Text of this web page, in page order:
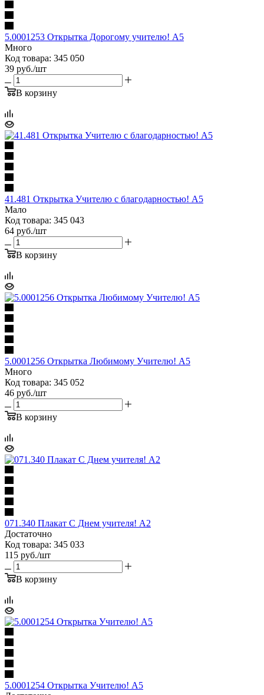
5.0001253 Открытка Дорогому учителю! А5
Много
Код товара: 345 050
39 руб./шт
В корзину
41.481 Открытка Учителю с благодарностью! А5
Мало
Код товара: 345 043
64 руб./шт
В корзину
5.0001256 Открытка Любимому Учителю! А5
Много
Код товара: 345 052
46 руб./шт
В корзину
071.340 Плакат С Днем учителя! А2
Достаточно
Код товара: 345 033
115 руб./шт
В корзину
5.0001254 Открытка Учителю! А5